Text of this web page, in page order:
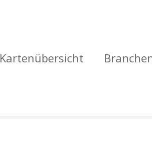
Kartenübersicht